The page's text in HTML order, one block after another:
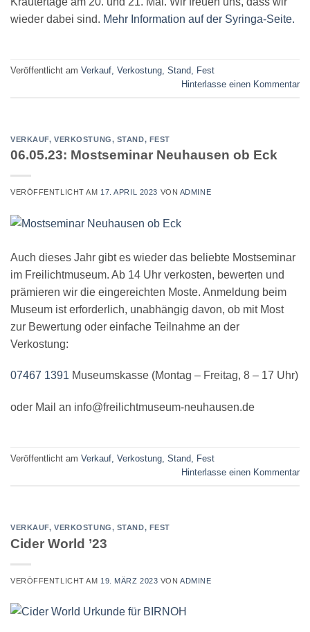
wieder dabei sind. Mehr Information auf der Syringa-Seite.
Veröffentlicht am Verkauf, Verkostung, Stand, Fest
Hinterlasse einen Kommentar
VERKAUF, VERKOSTUNG, STAND, FEST
06.05.23: Mostseminar Neuhausen ob Eck
VERÖFFENTLICHT AM 17. APRIL 2023 VON ADMINE
Auch dieses Jahr gibt es wieder das beliebte Mostseminar
im Freilichtmuseum. Ab 14 Uhr verkosten, bewerten und
prämieren wir die eingereichten Moste. Anmeldung beim
Museum ist erforderlich, unabhängig davon, ob mit Most
zur Bewertung oder einfache Teilnahme an der
Verkostung:
07467 1391 Museumskasse (Montag – Freitag, 8 – 17 Uhr)
oder Mail an info@freilichtmuseum-neuhausen.de
Veröffentlicht am Verkauf, Verkostung, Stand, Fest
Hinterlasse einen Kommentar
VERKAUF, VERKOSTUNG, STAND, FEST
Cider World ’23
VERÖFFENTLICHT AM 19. MÄRZ 2023 VONADMINE